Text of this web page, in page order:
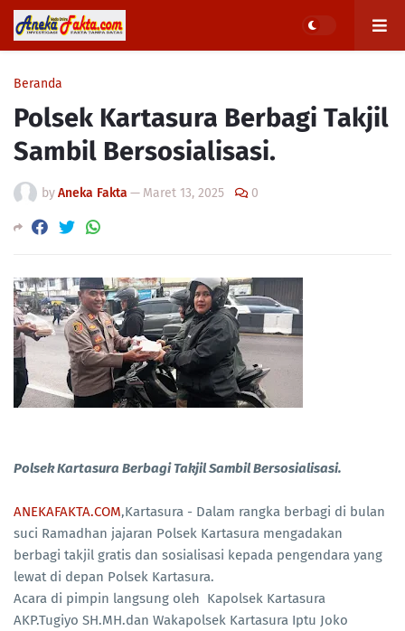
Beranda
Polsek Kartasura Berbagi Takjil
Sambil Bersosialisasi.
byAneka Fakta — Maret 13, 2025 0
Polsek Kartasura Berbagi Takjil Sambil Bersosialisasi.
ANEKAFAKTA.COM,Kartasura - Dalam rangka berbagi di bulan
suci Ramadhan jajaran Polsek Kartasura mengadakan
berbagi takjil gratis dan sosialisasi kepada pengendara yang
lewat di depan Polsek Kartasura.
Acara di pimpin langsung oleh Kapolsek Kartasura
AKP.Tugiyo SH.MH.dan Wakapolsek Kartasura Iptu Joko